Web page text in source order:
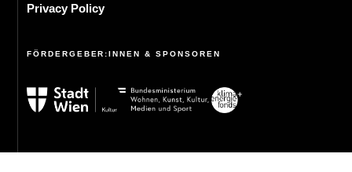
Privacy Policy
FÖRDERGEBER:INNEN & SPONSOREN